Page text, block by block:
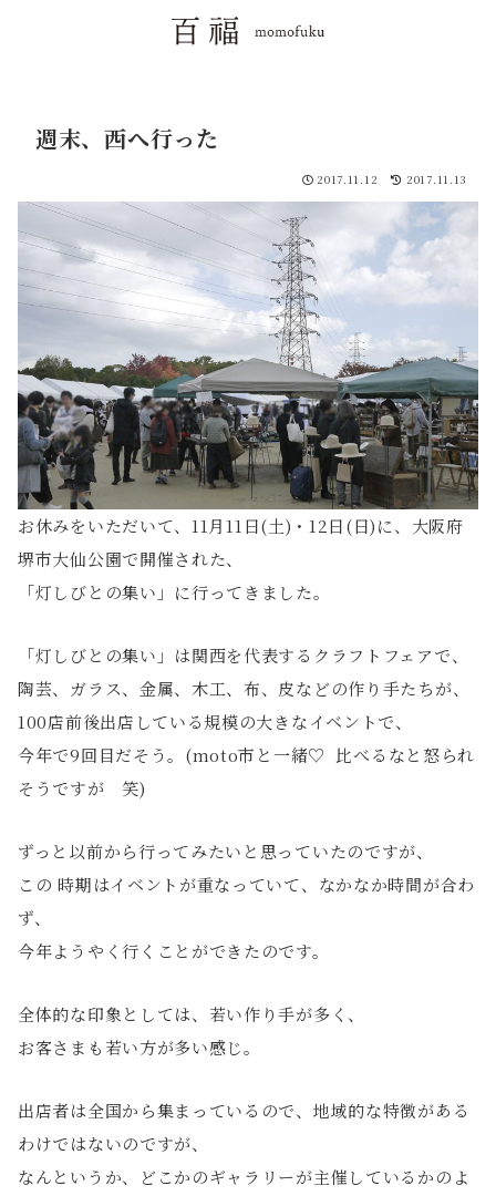
週末、西へ行った
2017.11.12 2017.11.13
お休みをいただいて、 11月11日(土)・12日(日)に、大阪府
堺市大仙公園で開催された、
「灯しびとの集い」に行ってきました。
「灯しびとの集い」は関西を代表するクラフトフェアで、
陶芸、ガラス、金属、木工、布、皮などの作り手たちが、
100店前後出店している規模の大きなイベントで、
今年で9回目だそう。(moto市と一緒♡ 比べるなと怒られ
そうですが 笑)
ずっと以前から行ってみたいと思っていたのですが、
この 時期はイベントが重なっていて、なかなか時間が合わ
ず、
今年ようやく行くことができたのです。
全体的な印象としては、若い作り手が多く、
お客さまも若い方が多い感じ。
出店者は全国から集まっているので、地域的な特徴がある
わけではないのですが、
なんというか、どこかのギャラリーが主催しているかのよ